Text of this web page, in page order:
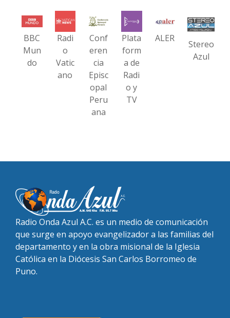
BBC
Mun
do
Radi
o
Vatic
ano
Conf
eren
cia
Episc
opal
Peru
ana
Plata
form
a de
Radi
o y
TV
ALER
Stereo
Azul
Radio Onda Azul A.C. es un medio de comunicación
que surge en apoyo evangelizador a las familias del
departamento y en la obra misional de la Iglesia
Católica en la Diócesis San Carlos Borromeo de
Puno.